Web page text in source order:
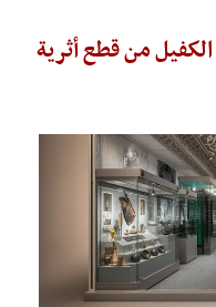
من قطع أثرية